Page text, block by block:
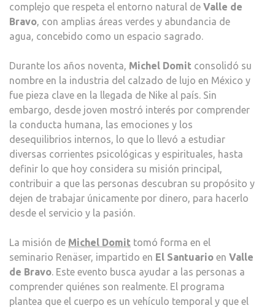
complejo que respeta el entorno natural de Valle de
Bravo, con amplias áreas verdes y abundancia de
agua, concebido como un espacio sagrado.
Durante los años noventa, Michel Domit consolidó su
nombre en la industria del calzado de lujo en México y
fue pieza clave en la llegada de Nike al país. Sin
embargo, desde joven mostró interés por comprender
la conducta humana, las emociones y los
desequilibrios internos, lo que lo llevó a estudiar
diversas corrientes psicológicas y espirituales, hasta
definir lo que hoy considera su misión principal,
contribuir a que las personas descubran su propósito y
dejen de trabajar únicamente por dinero, para hacerlo
desde el servicio y la pasión.
La misión de Michel Domit tomó forma en el
seminario Renäser, impartido en El Santuario en Valle
de Bravo. Este evento busca ayudar a las personas a
comprender quiénes son realmente. El programa
plantea que el cuerpo es un vehículo temporal y que el